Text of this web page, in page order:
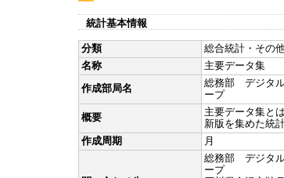
統計基本情報
分類
総合統計・その
名称
主要データ集
作成部局名
総務部 デジタ
ープ
概要
主要データ集と
新版を集めた統
作成周期
月
総務部 デジタ
ープ